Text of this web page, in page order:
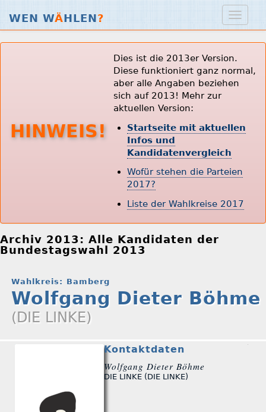
WEN WÄHLEN?
HINWEIS!
Dies ist die 2013er Version.
Diese funktioniert ganz normal,
aber alle Angaben beziehen
sich auf 2013! Mehr zur
aktuellen Version:
Startseite mit aktuellen
Infos und
Kandidatenvergleich
Wofür stehen die Parteien
2017?
Liste der Wahlkreise 2017
Archiv 2013: Alle Kandidaten der
Bundestagswahl 2013
Wahlkreis: Bamberg
Wolfgang Dieter Böhme
(DIE LINKE)
Kontaktdaten
Wolfgang Dieter Böhme
DIE LINKE (DIE LINKE)